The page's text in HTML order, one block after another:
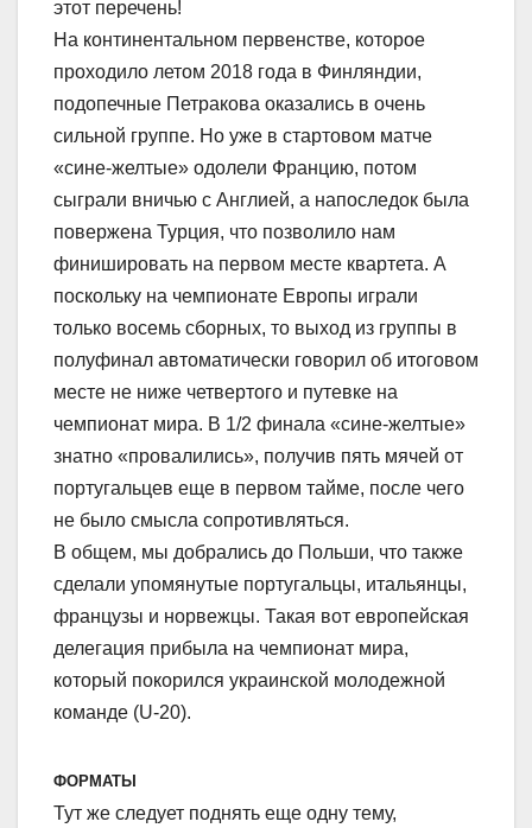
этот перечень!
На континентальном первенстве, которое
проходило летом 2018 года в Финляндии,
подопечные Петракова оказались в очень
сильной группе. Но уже в стартовом матче
«сине-желтые» одолели Францию, потом
сыграли вничью с Англией, а напоследок была
повержена Турция, что позволило нам
финишировать на первом месте квартета. А
поскольку на чемпионате Европы играли
только восемь сборных, то выход из группы в
полуфинал автоматически говорил об итоговом
месте не ниже четвертого и путевке на
чемпионат мира. В 1/2 финала «сине-желтые»
знатно «провалились», получив пять мячей от
португальцев еще в первом тайме, после чего
не было смысла сопротивляться.
В общем, мы добрались до Польши, что также
сделали упомянутые португальцы, итальянцы,
французы и норвежцы. Такая вот европейская
делегация прибыла на чемпионат мира,
который покорился украинской молодежной
команде (U-20).
ФОРМАТЫ
Тут же следует поднять еще одну тему,